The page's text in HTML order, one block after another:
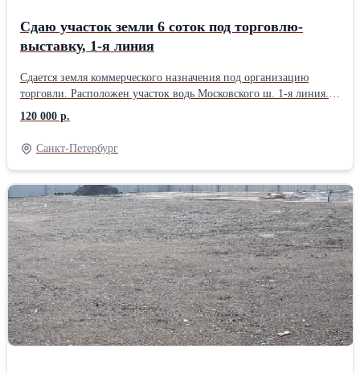
Сдаю участок земли 6 соток под торговлю-
выставку, 1-я линия
Сдается земля коммерческого назначения под организацию
торговли. Расположен участок водь Московского ш. 1-я линия.
Площадь - 600 кв.м Инженерные коммуникации, ограждение,
твердая поверхность, отдельный въезд. Вы можете устанавливать
свои временные сооружения или увеличить до необходимой
площади. Является собственностью Доступ 24/7. Охрана.
Пропускной режим действует на территории.
120 000 р.
Санкт-Петербург